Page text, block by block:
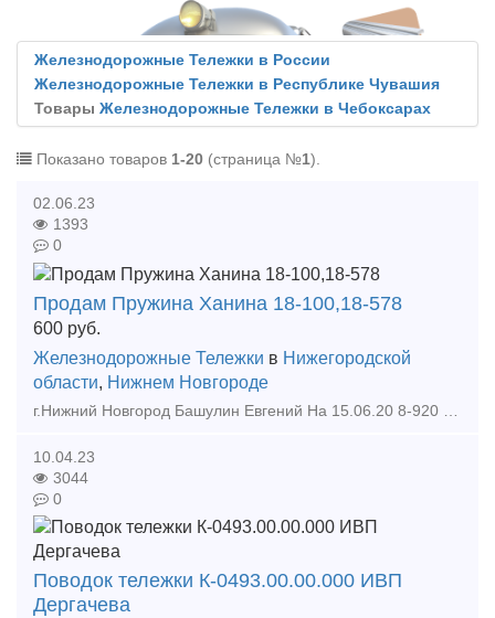
Железнодорожные Тележки в России
Железнодорожные Тележки в Республике Чувашия
Товары Железнодорожные Тележки в Чебоксарах
Показано товаров 1-20 (страница №1).
02.06.23
1393
0
Продам Пружина Ханина 18-100,18-578
600 руб.
Железнодорожные Тележки в Нижегородской
области, Нижнем Новгороде
10.04.23
3044
0
Поводок тележки К-0493.00.00.000 ИВП
Дергачева